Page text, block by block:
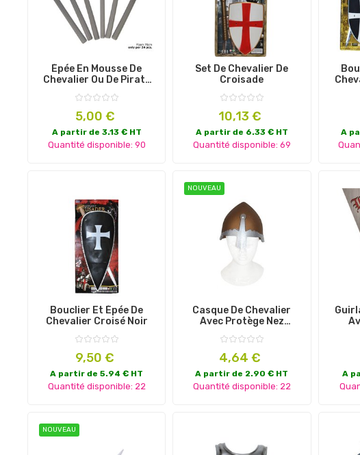
Épée En Mousse De
Chevalier Ou De Pirate
Prix
5,00 €
A partir de 3.13 € HT
Quantité disponible: 90
Set De Chevalier De
Croisade
Prix
10,13 €
A partir de 6.33 € HT
Quantité disponible: 69
A
Bouclier Et Épée De
Chevalier Croisé Noir
Prix
9,50 €
A partir de 5.94 € HT
Quantité disponible: 22
NOUVEAU
Casque De Chevalier
Avec Protège Nez
Prix
4,64 €
A partir de 2.90 € HT
Quantité disponible: 22
A
NOUVEAU